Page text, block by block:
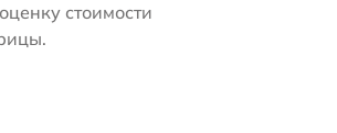
стоимости